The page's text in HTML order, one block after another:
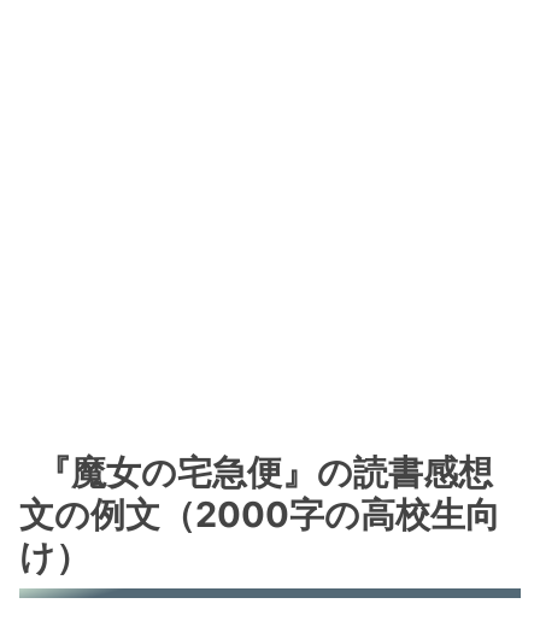
『魔女の宅急便』の読書感想
文の例文（2000字の高校生向
け）